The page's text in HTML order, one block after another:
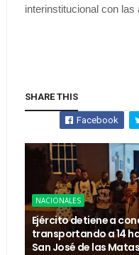
interinstitucional con
SHARE THIS
Facebook
NACIONALES
Ejército detiene a
transportando a 14
San José de las Matas